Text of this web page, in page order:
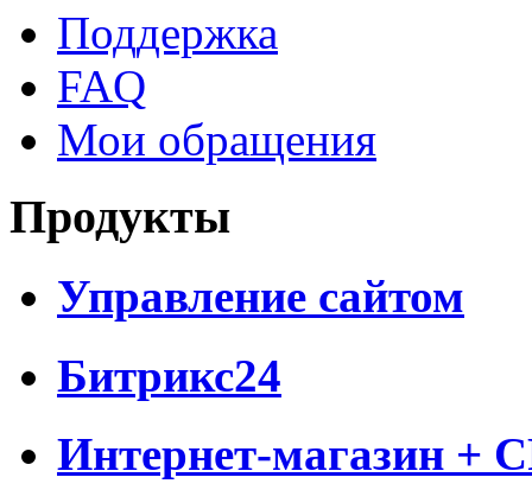
Поддержка
FAQ
Мои обращения
Продукты
Управление сайтом
Битрикс24
Интернет-магазин +